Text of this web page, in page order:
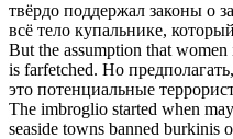
твёрдо поддержал законы о
всё тело купальнике,
But the assumption that women
is farfetched. Но
это потенциальные
The imbroglio started when
seaside towns banned burkinis